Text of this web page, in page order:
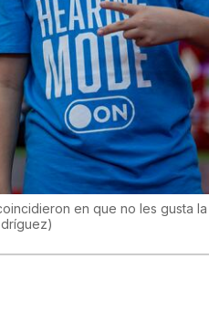
en que no les gusta
)